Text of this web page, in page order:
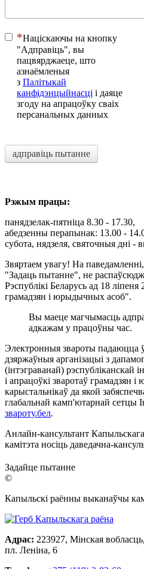
Націскаючы на ​​кнопку
"Адправіць", вы
пацвярджаеце, што
азнаёмленыя
з Палітыкай
канфідэнцыйнасці і даяце
згоду на апрацоўку сваіх
персанальных данных
адправіць пытанне
Рэжым працы:
панядзелак-пятніца 8.30 - 17.30,
абедзенны перапынак: 13.00 -
субота, нядзеля, святочныя дні -
Звяртаем увагу! На
"Задаць пытанне", не
Рэспублікі Беларусь ад 18
грамадзян і юрыдычных асоб".
Вы маеце магчымасць
адкажам у працоўны час.
Электронныя звароты падаюцца
дзяржаўныя арганізацыі з
(інтэграванай) рэспубліканскай
і апрацоўкі зваротаў грамадзян
карыстальнікаў да якой
глабальнай камп'ютарнай сетцы
звароту.бел.
Анлайн-кансультант
камітэта носіць даведачна-
Задайце пытанне
©
Капыльскі раённы выканаўчы
Адрас: 223927, Мінская
пл. Леніна, 6